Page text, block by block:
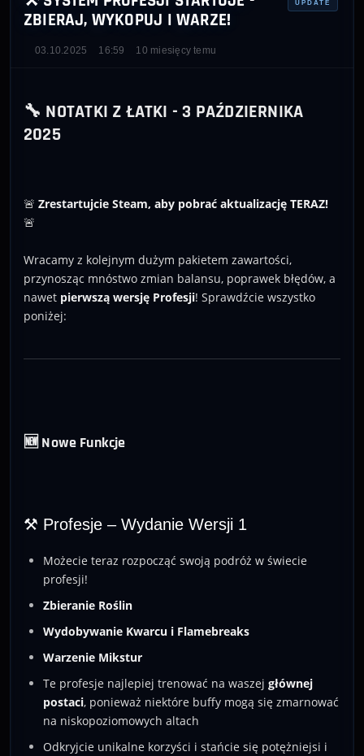
ZBIERAJ, WYKOPUJ I WARZE!
UPDATE
03.10.2025 16:59 10 miesięcy temu
🔧 NOTATKI Z ŁATKI - 3 PAŹDZIERNIKA
2025
🚨 Zrestartujcie Steam, aby pobrać aktualizację TERAZ!
🚨
Wracamy z kolejnym dużym pakietem zawartości,
przynosząc mnóstwo zmian balansu, poprawek błędów, a
nawet pierwszą wersję Profesji! Sprawdźcie wszystko
poniżej:
🆕 Nowe Funkcje
⚒️ Profesje – Wydanie Wersji 1
Możecie teraz rozpocząć swoją podróż w świecie
profesji!
Zbieranie Roślin
Wydobywanie Kwarcu i Flamebreaks
Warzenie Mikstur
Te profesje najlepiej trenować na waszej głównej
postaci, ponieważ niektóre buffy mogą się zmarnować
na niskopoziomowych altach
Odkryjcie unikalne korzyści i stańcie się potężniejsi i